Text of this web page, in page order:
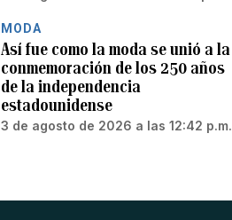
MODA
Así fue como la moda se unió a la
conmemoración de los 250 años
de la independencia
estadounidense
3 de agosto de 2026 a las 12:42 p.m.